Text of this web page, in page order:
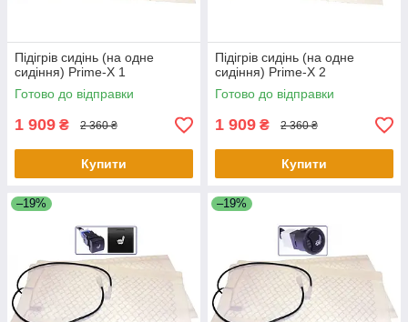
Підігрів сидінь (на одне
сидіння) Prime-X 1
Готово до відправки
1 909 ₴ 2 360 ₴
Купити
Підігрів сидінь (на одне
сидіння) Prime-X 2
Готово до відправки
1 909 ₴ 2 360 ₴
Купити
–19% –19%